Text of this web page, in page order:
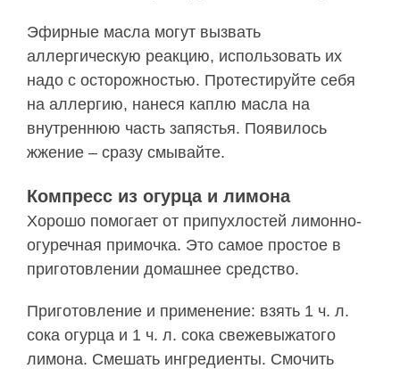
Эфирные масла могут вызвать
аллергическую реакцию, использовать их
надо с осторожностью. Протестируйте себя
на аллергию, нанеся каплю масла на
внутреннюю часть запястья. Появилось
жжение – сразу смывайте.
Компресс из огурца и лимона
Хорошо помогает от припухлостей лимонно-
огуречная примочка. Это самое простое в
приготовлении домашнее средство.
Приготовление и применение: взять 1 ч. л.
сока огурца и 1 ч. л. сока свежевыжатого
лимона. Смешать ингредиенты. Смочить